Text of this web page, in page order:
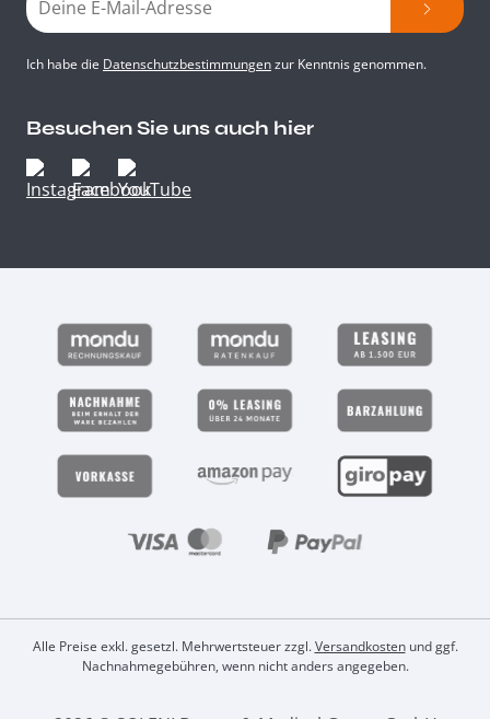
Ich habe die Datenschutzbestimmungenzur Kenntnis genommen.
Besuchen Sie uns auch hier
Alle Preise exkl. gesetzl. Mehrwertsteuer zzgl.Versandkostenund ggf.
Nachnahmegebühren, wenn nicht anders angegeben.